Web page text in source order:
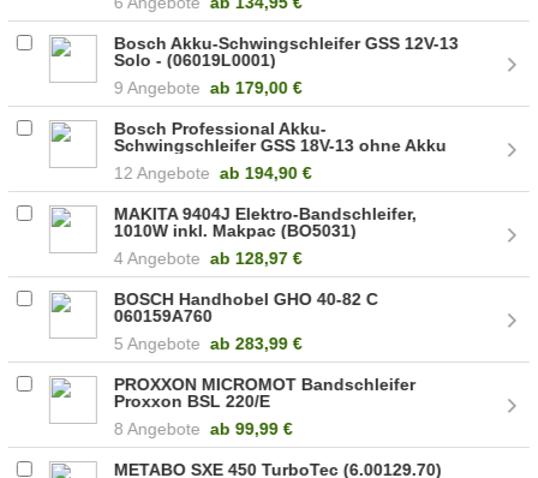
Bosch Akku-Schwingschleifer GSS 12V-13
Solo - (06019L0001)
9 Angebote ab 179,00 €
Bosch Professional Akku-
Schwingschleifer GSS 18V-13 ohne Akku
12 Angebote ab 194,90 €
MAKITA 9404J Elektro-Bandschleifer,
1010W inkl. Makpac (BO5031)
4 Angebote ab 128,97 €
BOSCH Handhobel GHO 40-82 C
060159A760
5 Angebote ab 283,99 €
PROXXON MICROMOT Bandschleifer
Proxxon BSL 220/E
8 Angebote ab 99,99 €
METABO SXE 450 TurboTec (6.00129.70)